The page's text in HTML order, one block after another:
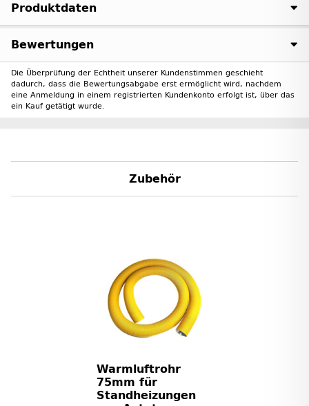
Produktdaten
Bewertungen
Die Überprüfung der Echtheit unserer Kundenstimmen geschieht
dadurch, dass die Bewertungsabgabe erst ermöglicht wird, nachdem
eine Anmeldung in einem registrierten Kundenkonto erfolgt ist, über das
ein Kauf getätigt wurde.
Zubehör
Warmluftrohr
75mm für
Standheizungen